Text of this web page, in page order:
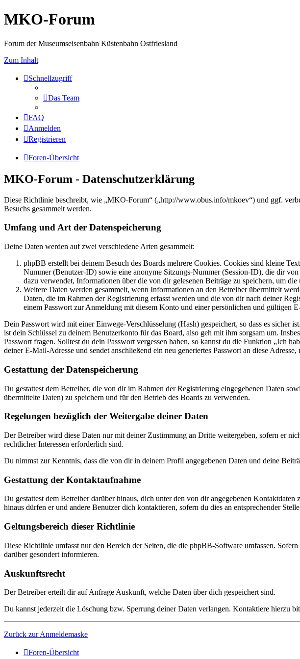
MKO-Forum
Forum der Museumseisenbahn Küstenbahn Ostfriesland
Zum Inhalt
Schnellzugriff
Das Team
FAQ
Anmelden
Registrieren
Foren-Übersicht
MKO-Forum - Datenschutzerklärung
Diese Richtlinie beschreibt, wie „MKO-Forum“ („http://www.obus.info/mkoev“) und ggf.
Besuchs gesammelt werden.
Umfang und Art der Datenspeicherung
Deine Daten werden auf zwei verschiedene Arten gesammelt:
phpBB erstellt bei deinem Besuch des Boards mehrere Cookies. Cookies sind kleine
Nummer (Benutzer-ID) sowie eine anonyme Sitzungs-Nummer (Session-ID), die dir
dazu verwendet, Informationen über die von dir gelesenen Beiträge zu speichern, um
Weitere Daten werden gesammelt, wenn Informationen an den Betreiber übermittelt
Daten, die im Rahmen der Registrierung erfasst werden und die von dir nach deiner
einem Passwort zur Anmeldung mit diesem Konto und einer persönlichen und gültigen
Dein Passwort wird mit einer Einwege-Verschlüsselung (Hash) gespeichert, so dass es sicher
ist dein Schlüssel zu deinem Benutzerkonto für das Board, also geh mit ihm sorgsam um.
Passwort fragen. Solltest du dein Passwort vergessen haben, so kannst du die Funktion „Ich
deiner E-Mail-Adresse und sendet anschließend ein neu generiertes Passwort an diese
Gestattung der Datenspeicherung
Du gestattest dem Betreiber, die von dir im Rahmen der Registrierung eingegebenen Daten
übermittelte Daten) zu speichern und für den Betrieb des Boards zu verwenden.
Regelungen bezüglich der Weitergabe deiner Daten
Der Betreiber wird diese Daten nur mit deiner Zustimmung an Dritte weitergeben, sofern er
rechtlicher Interessen erforderlich sind.
Du nimmst zur Kenntnis, dass die von dir in deinem Profil angegebenen Daten und deine
Gestattung der Kontaktaufnahme
Du gestattest dem Betreiber darüber hinaus, dich unter den von dir angegebenen
hinaus dürfen er und andere Benutzer dich kontaktieren, sofern du dies an entsprechender
Geltungsbereich dieser Richtlinie
Diese Richtlinie umfasst nur den Bereich der Seiten, die die phpBB-Software umfassen.
darüber gesondert informieren.
Auskunftsrecht
Der Betreiber erteilt dir auf Anfrage Auskunft, welche Daten über dich gespeichert sind.
Du kannst jederzeit die Löschung bzw. Sperrung deiner Daten verlangen. Kontaktiere hierzu
Zurück zur Anmeldemaske
Foren-Übersicht